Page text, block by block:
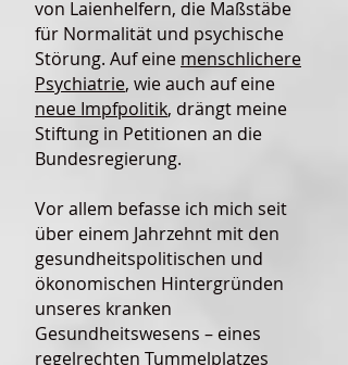
von Laienhelfern, die Maßstäbe
für Normalität und psychische
Störung. Auf eine menschlichere
Psychiatrie, wie auch auf eine
neue Impfpolitik, drängt meine
Stiftung in Petitionen an die
Bundesregierung.
Vor allem befasse ich mich seit
über einem Jahrzehnt mit den
gesundheitspolitischen und
ökonomischen Hintergründen
unseres kranken
Gesundheitswesens – eines
regelrechten Tummelplatzes